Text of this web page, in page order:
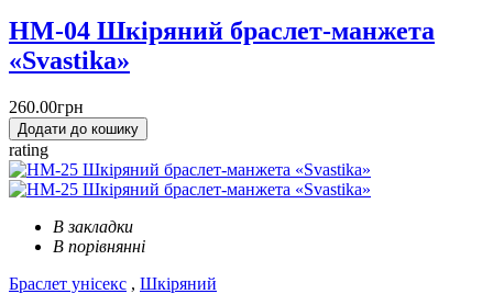
HM-04 Шкіряний браслет-манжета
«Svastika»
260.00грн
Додати до кошику
rating
В закладки
В порівнянні
Браслет унісекс , Шкіряний